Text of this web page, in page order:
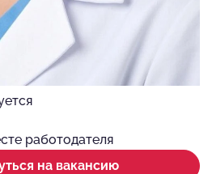
работодателя
на вакансию